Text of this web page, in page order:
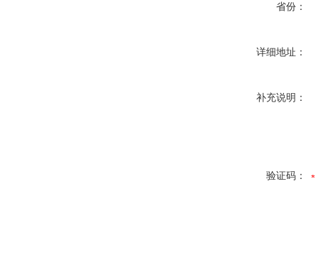
省份：
详细地址：
补充说明：
验证码：